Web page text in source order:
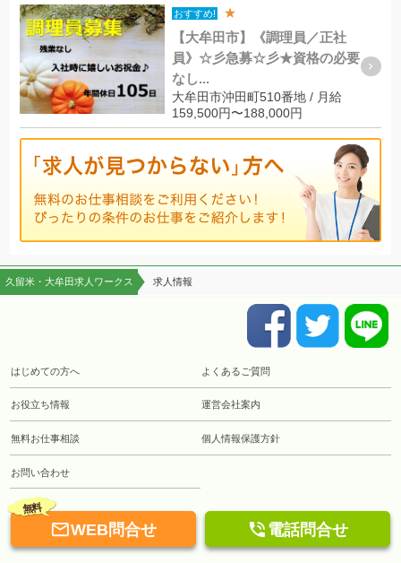
おすすめ! ★
【大牟田市】《調理員／正社
員》☆彡急募☆彡★資格の必要
なし...
大牟田市沖田町510番地 / 月給
159,500円〜188,000円
久留米・大牟田求人ワークス 求人情報
はじめての方へ よくあるご質問
お役立ち情報 運営会社案内
無料お仕事相談 個人情報保護方針
お問い合わせ
無料
WEB問合せ  電話問合せ